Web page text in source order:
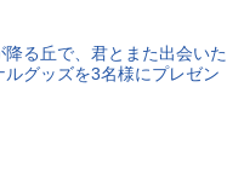
降る丘で、君とまた出会いた
ルグッズを3名様にプレゼン